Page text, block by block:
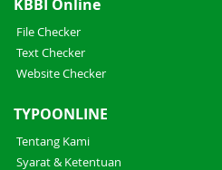
KBBI Online
File Checker
Text Checker
Website Checker
TYPOONLINE
Tentang Kami
Syarat & Ketentuan